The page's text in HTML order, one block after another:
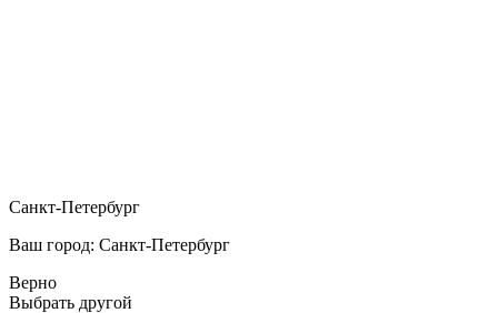
Санкт-Петербург
Ваш город: Санкт-Петербург
Верно
Выбрать другой